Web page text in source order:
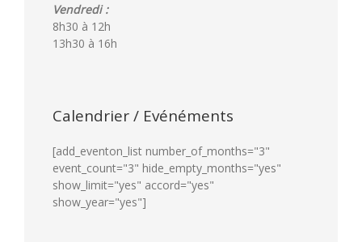
Vendredi :
8h30 à 12h
13h30 à 16h
Calendrier / Evénéments
[add_eventon_list number_of_months="3"
event_count="3" hide_empty_months="yes"
show_limit="yes" accord="yes"
show_year="yes"]